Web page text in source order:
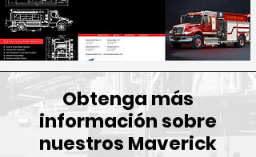
Obtenga más
información sobre
nuestros Maverick